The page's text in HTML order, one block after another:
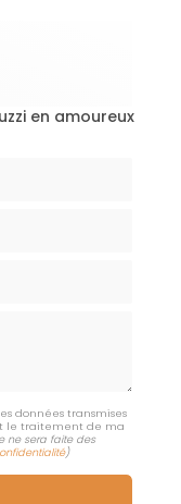
en amoureux
données transmises
le traitement de ma
ne sera faite des
)